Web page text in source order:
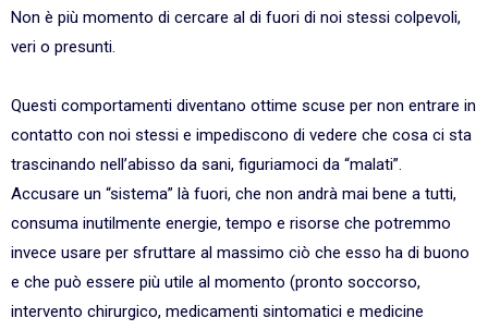
Non è più momento di cercare al di fuori di noi stessi colpevoli,
veri o presunti.
Questi comportamenti diventano ottime scuse per non entrare in
contatto con noi stessi e impediscono di vedere che cosa ci sta
trascinando nell’abisso da sani, figuriamoci da “malati”.
Accusare un “sistema” là fuori, che non andrà mai bene a tutti,
consuma inutilmente energie, tempo e risorse che potremmo
invece usare per sfruttare al massimo ciò che esso ha di buono
e che può essere più utile al momento (pronto soccorso,
intervento chirurgico, medicamenti sintomatici e medicine